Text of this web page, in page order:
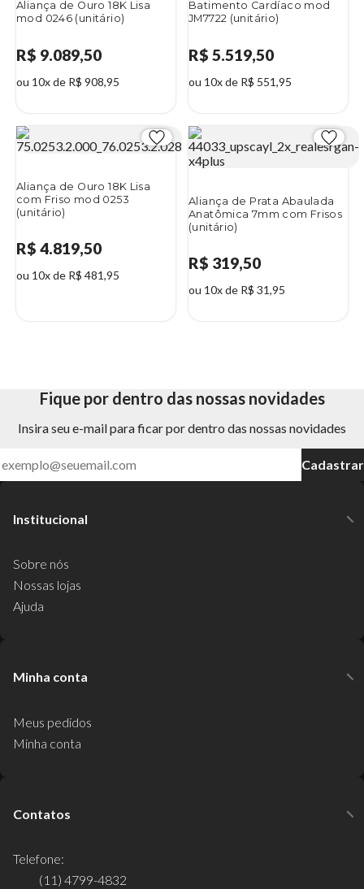
Aliança de Ouro 18K Lisa
mod 0246 (unitário)
R$ 9.089,50
ou 10x de R$ 908,95
Batimento Cardíaco mod
JM7722 (unitário)
R$ 5.519,50
ou 10x de R$ 551,95
Aliança de Ouro 18K Lisa
com Friso mod 0253
(unitário)
R$ 4.819,50
ou 10x de R$ 481,95
Aliança de Prata Abaulada
Anatômica 7mm com Frisos
(unitário)
R$ 319,50
ou 10x de R$ 31,95
Fique por dentro das nossas novidades
Insira seu e-mail para ficar por dentro das nossas novidades
Cadastrar
Institucional
Sobre nós
Nossas lojas
Ajuda
Minha conta
Meus pedidos
Minha conta
Contatos
Telefone:
(11) 4799-4832